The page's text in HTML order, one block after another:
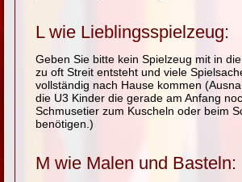
L wie Lieblingsspielzeug:
Geben Sie bitte kein Spielzeug mit in
zu oft Streit entsteht und viele
vollständig nach Hause kommen
die U3 Kinder die gerade am Anfang
Schmusetier zum Kuscheln oder beim
benötigen.)
M wie Malen und Basteln: